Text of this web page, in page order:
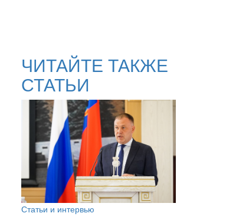
ЧИТАЙТЕ ТАКЖЕ
СТАТЬИ
Статьи и интервью